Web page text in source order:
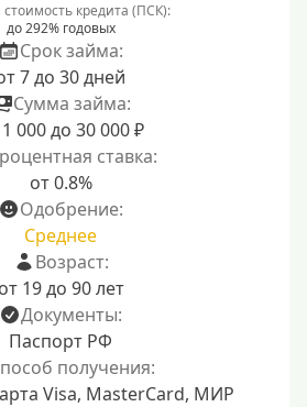
кредита (ПСК):
до 292% годовых
Срок займа:
7 до 30 дней
Сумма займа:
000 до 30 000 ₽
ставка:
от 0.8%
Одобрение:
Среднее
Возраст:
от 19 до 90 лет
Документы:
Паспорт РФ
получения:
Visa, MasterCard, МИР